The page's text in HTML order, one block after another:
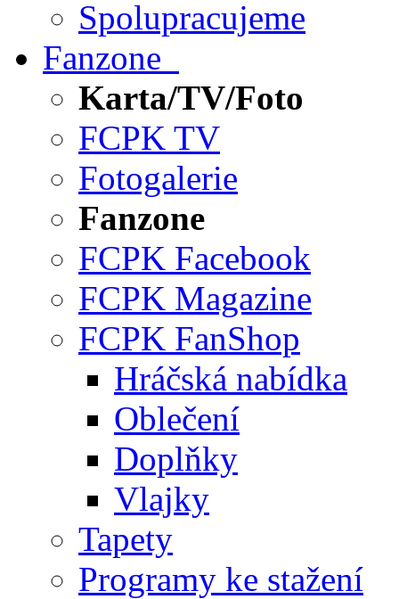
Spolupracujeme
Fanzone
Karta/TV/Foto
FCPK TV
Fotogalerie
Fanzone
FCPK Facebook
FCPK Magazine
FCPK FanShop
Hráčská nabídka
Oblečení
Doplňky
Vlajky
Tapety
Programy ke stažení